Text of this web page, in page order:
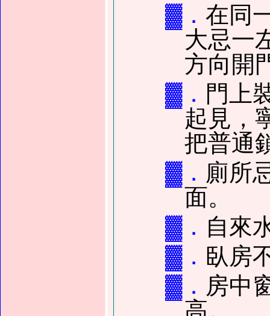
▓． 在同
大忌一
方向開
▓． 門上
起見，
把普通
▓． 廁所
面。
▓． 自來
▓． 臥房
▓． 房中
高。